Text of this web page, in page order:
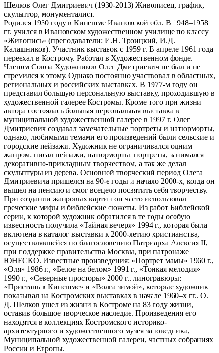
Шелков Олег Дмитриевич (1930-2013) Живописец, график,
скульптор, монументалист.
Родился 1930 году в Кинешме Ивановской обл. В 1948–1958
гг. учился в Ивановском художественном училище по классу
«Живопись» (преподаватели: И.Н. Троицкий, И.Д.
Калашников). Участник выставок с 1959 г. В апреле 1961 года
переехал в Кострому. Работал в Художественном фонде.
Членом Союза Художников Олег Дмитриевич не был и не
стремился к этому. Однако постоянно участвовал в областных,
региональных и российских выставках. В 1977-м году он
представил большую персональную выставку, проходившую в
художественной галерее Костромы. Кроме того при жизни
автора состоялась большая персональная выставка в
муниципальной художественной галерее в 1997 г. Олег
Дмитриевич создавал замечательные портреты и натюрморты,
однако, любимыми темами его произведений были сельские и
городские пейзажи. Художник не ограничивался одним
жанром: писал пейзажи, натюрморты, портреты, занимался
декоративно-прикладным творчеством, а так же делал
скульптуры из дерева. Основной творческий период Олега
Дмитриевича пришелся на 90-е годы и начало 2000-х, когда он
вышел на пенсию и смог всецело посвятить себя творчеству.
При создании жанровых картин он часто использовал
греческие мифы и библейские сюжеты. Из работ Библейской
серии, к которой художник обратился в те годы особую
известность получила «Тайная вечеря» 1994 г., которая была
включена в каталог выставки к 2000-летию христианства,
осуществлявшейся по благословению Патриарха Алексия II,
при поддержке правительства Москвы, при патронаже
ЮНЕСКО. Известные произведения: «Портрет мамы» 1960 г.,
«Оля» 1986 г., «Белое на белом» 1991 г., «Тонкая мелодия»
1990 г., «Северные просторы» 2000 г.. линогравюры:
«Пристань в Кинешме» и «Волга зимой», которые художник
показывал на Костромских выставках в начале 1960–х гг.. О.
Д. Шелков ушел из жизни в Костроме на 83 году жизни,
оставив большое творческое наследие. Произведения его
находятся в коллекциях Костромского историко-
архитектурного и художественного музея заповедника,
Муниципальной художественной галереи, частных собраниях
России и Европы.